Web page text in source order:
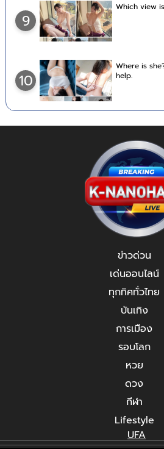
9
Which view
10
Where is
help.
ข่าวด่วน
เด่นออนไลน์
ทุกทิศทั่วไทย
บันเทิง
การเมือง
รอบโลก
หวย
ดวง
กีฬา
Lifestyle
UFA